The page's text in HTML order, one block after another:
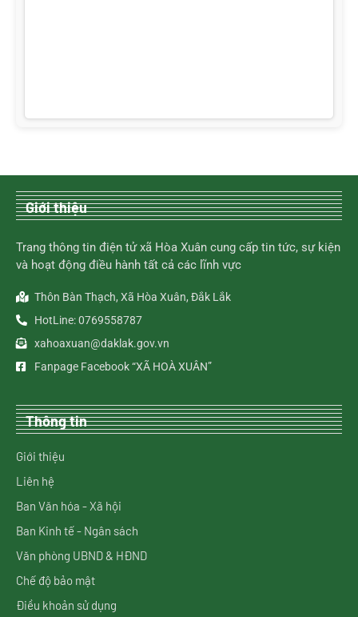
Giới thiệu
Trang thông tin điện tử xã Hòa Xuân cung cấp tin tức, sự kiện
và hoạt động điều hành tất cả các lĩnh vực
Thôn Bàn Thạch, Xã Hòa Xuân, Đắk Lắk
HotLine: 0769558787
xahoaxuan@daklak.gov.vn
Fanpage Facebook “XÃ HOÀ XUÂN”
Thông tin
Giới thiệu
Liên hệ
Ban Văn hóa - Xã hội
Ban Kinh tế - Ngân sách
Văn phòng UBND & HĐND
Chế độ bảo mật
Điều khoản sử dụng